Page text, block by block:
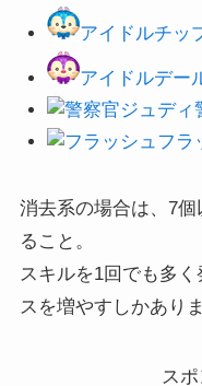
アイドルチッ
アイドルデー
フラ
消去系の場合は、7
ること。
スキルを1回でも多
スを増やすしかありま
ス